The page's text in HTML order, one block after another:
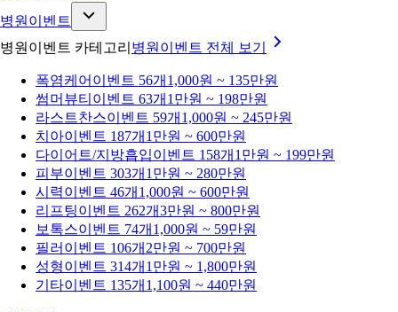
병원이벤트
병원이벤트 카테고리 병원이벤트 전체 보기
폭염케어 이벤트 56개 1,000원 ~ 135만원
썸머뷰티 이벤트 63개 1만원 ~ 198만원
라스트찬스이벤트 59개 1,000원 ~ 245만원
치아이벤트 187개 1만원 ~ 600만원
다이어트/지방흡입이벤트 158개 1만원 ~ 199만원
피부이벤트 303개 1만원 ~ 280만원
시력이벤트 46개 1,000원 ~ 600만원
리프팅이벤트 262개3만원 ~ 800만원
보톡스이벤트 74개 1,000원 ~ 59만원
필러 이벤트 106개 2만원 ~ 700만원
성형이벤트 314개 1만원 ~ 1,800만원
기타이벤트 135개 1,100원 ~ 440만원